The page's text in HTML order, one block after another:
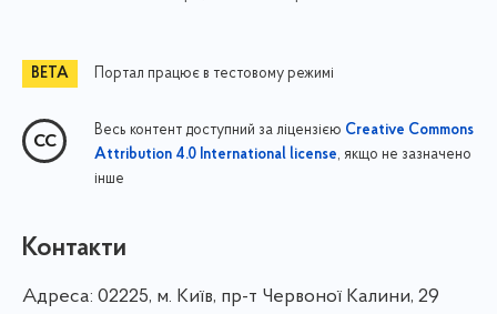
Портал працює в тестовому режимі
Весь контент доступний за ліцензією Creative Commons
Attribution 4.0 International license, якщо не зазначено
інше
Контакти
Адреса: 02225, м. Київ, пр-т Червоної Калини, 29